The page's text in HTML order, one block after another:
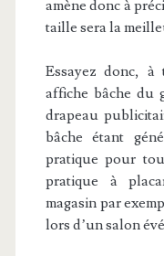
amène donc à
taille sera la
Essayez donc, à
affiche bâche du
drapeau
bâche étant
pratique pour
pratique à
magasin par
lors d’un salon